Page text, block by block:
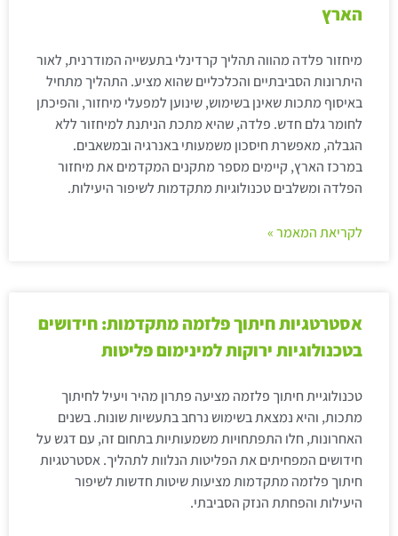
הארץ
מיחזור פלדה מהווה תהליך קרדינלי בתעשייה המודרנית, לאור
היתרונות הסביבתיים והכלכליים שהוא מציע. התהליך מתחיל
באיסוף מתכות שאינן בשימוש, שינוען למפעלי מיחזור, והפיכתן
לחומר גלם חדש. פלדה, שהיא מתכת הניתנת למיחזור ללא
הגבלה, מאפשרת חיסכון משמעותי באנרגיה ובמשאבים.
במרכז הארץ, קיימים מספר מתקנים המקדמים את מיחזור
הפלדה ומשלבים טכנולוגיות מתקדמות לשיפור היעילות.
לקריאת המאמר »
אסטרטגיות חיתוך פלזמה מתקדמות: חידושים
בטכנולוגיות ירוקות למינימום פליטות
טכנולוגיית חיתוך פלזמה מציעה פתרון מהיר ויעיל לחיתוך
מתכות, והיא נמצאת בשימוש נרחב בתעשיות שונות. בשנים
האחרונות, חלו התפתחויות משמעותיות בתחום זה, עם דגש על
חידושים המפחיתים את הפליטות הנלוות לתהליך. אסטרטגיות
חיתוך פלזמה מתקדמות מציעות שיטות חדשות לשיפור
היעילות והפחתת הנזק הסביבתי.